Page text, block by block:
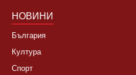
НОВИНИ
България
Култура
Спорт